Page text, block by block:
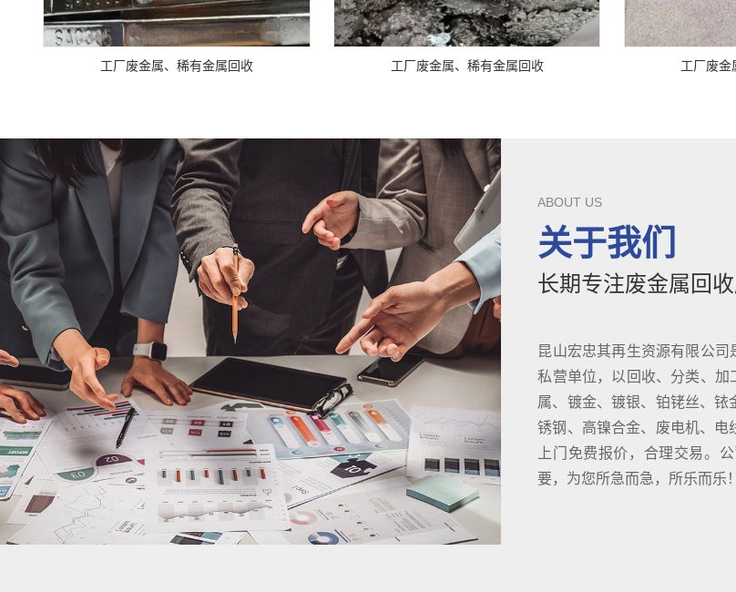
工厂废金属、稀有金属回收 工厂废金属、稀有金属回收 工厂废金
ABOUT US
关于我们
长期专注废金属回
昆山宏忠其再生资源有限公
私营单位，以回收、分类、
属、镀金、镀银、铂铑丝、
锈钢、高镍合金、废电机、电
上门免费报价，合理交易。
要，为您所急而急，所乐而乐！